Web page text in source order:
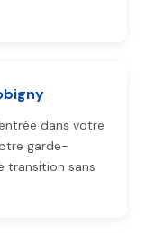
dans votre
garde-
transition sans